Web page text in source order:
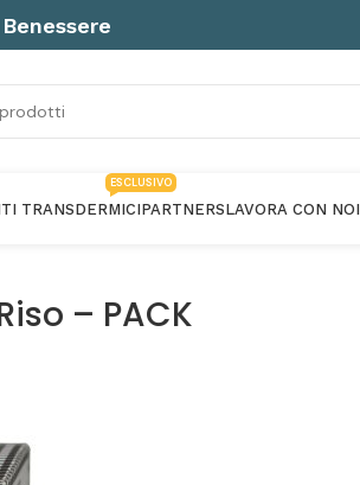
TRANSDERMICI
ESCLUSIVO
PARTNERSLAVORA CON NOI
– PACK